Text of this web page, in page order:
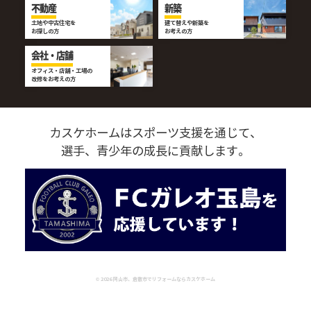
不動産
土地や中古住宅を
お探しの方
新築
建て替えや新築を
お考えの方
会社・店舗
オフィス・店舗・工場の
改修をお考えの方
カスケホームはスポーツ支援を通じて、
選手、青少年の成長に貢献します。
© 2026 岡山市、倉敷市でリフォームならカスケホーム